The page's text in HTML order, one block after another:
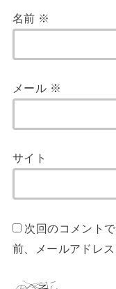
名前 ※
メール ※
サイト
次回のコメント
前、メールアドレ